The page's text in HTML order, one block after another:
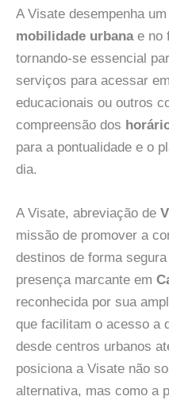
A Visate desempenha
mobilidade urbanae no
tornando-se essencial
serviços para acessar
educacionais ou outros
compreensão dos
para a pontualidade e o
dia.
A Visate, abreviação de
missão de promover a
destinos de forma
presença marcante em
reconhecida por sua
que facilitam o acesso a
desde centros urbanos
posiciona a Visate não
alternativa, mas como a